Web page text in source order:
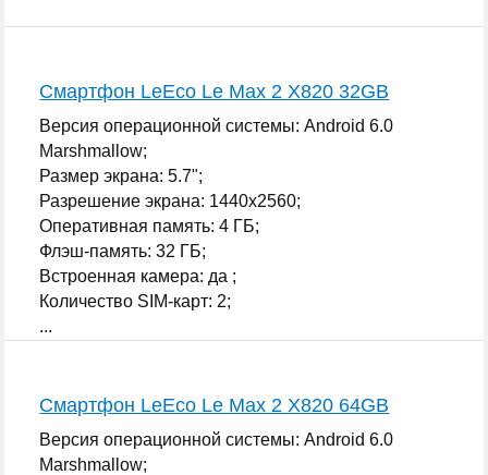
Смартфон LeEco Le Max 2 X820 32GB
Версия операционной системы: Android 6.0
Marshmallow;
Размер экрана: 5.7";
Разрешение экрана: 1440x2560;
Оперативная память: 4 ГБ;
Флэш-память: 32 ГБ;
Встроенная камера: да ;
Количество SIM-карт: 2;
...
Смартфон LeEco Le Max 2 X820 64GB
Версия операционной системы: Android 6.0
Marshmallow;